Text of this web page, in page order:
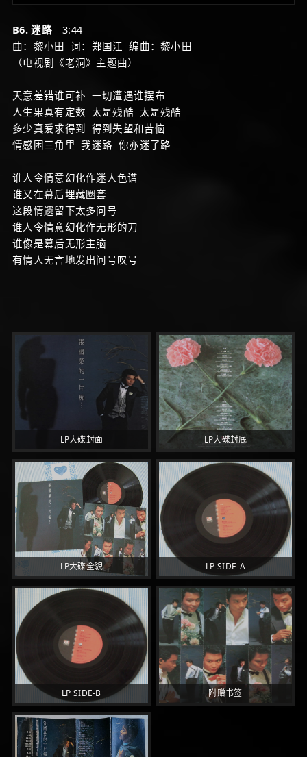
B6. 迷路3:44
曲：黎小田 词：郑国江 编曲：黎小田
（电视剧《老洞》主题曲）
天意差错谁可补 一切遭遇谁摆布
人生果真有定数 太是残酷 太是残酷
多少真爱求得到 得到失望和苦恼
情感困三角里 我迷路 你亦迷了路
谁人令情意幻化作迷人色谱
谁又在幕后埋藏圈套
这段情遗留下太多问号
谁人令情意幻化作无形的刀
谁像是幕后无形主脑
有情人无言地发出问号叹号
LP大碟封面 LP大碟封底
LP大碟全貌 LP SIDE-A
LP SIDE-B 附赠书签